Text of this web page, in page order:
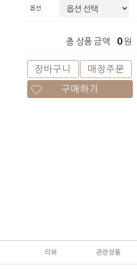
옵션
총 상품 금액 0원
장바구니
매장주문
구매하기
리뷰 관련상품